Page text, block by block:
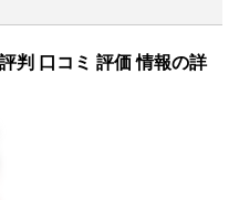
判 口コミ 評価 情報の詳